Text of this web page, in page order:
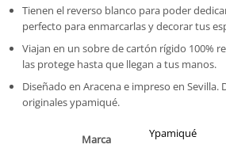
Tienen el reverso blanco para poder
perfecto para enmarcarlas y decorar tus
Viajan en un sobre de cartón rígido 100%
las protege hasta que llegan a tus manos.
Diseñado en Aracena e impreso en Sevilla.
originales ypamiqué.
Marca Ypamiqué